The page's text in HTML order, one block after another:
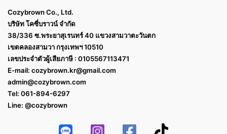
Cozybrown Co., Ltd.
บริษัท โคซี่บราวน์ จำกัด
38/336 ซ.พระยาสุเรนทร์ 40 แขวงสามวาตะวันตก
เขตคลองสามวา กรุงเทพฯ 10510
เลขประจำตัวผู้เสียภาษี : 0105567113471
E-mail: cozybrown.kr@gmail.com
admin@cozybrown.com
Tel: 061-894-6297
Line: @cozybrown